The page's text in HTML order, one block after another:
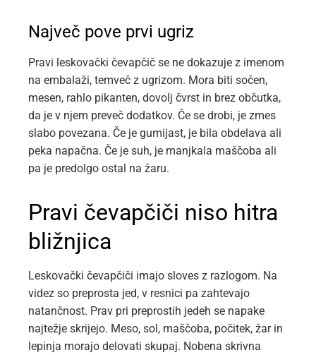
Največ pove prvi ugriz
Pravi leskovački čevapčič se ne dokazuje z imenom
na embalaži, temveč z ugrizom. Mora biti sočen,
mesen, rahlo pikanten, dovolj čvrst in brez občutka,
da je v njem preveč dodatkov. Če se drobi, je zmes
slabo povezana. Če je gumijast, je bila obdelava ali
peka napačna. Če je suh, je manjkala maščoba ali
pa je predolgo ostal na žaru.
Pravi čevapčiči niso hitra
bližnjica
Leskovački čevapčiči imajo sloves z razlogom. Na
videz so preprosta jed, v resnici pa zahtevajo
natančnost. Prav pri preprostih jedeh se napake
najtežje skrijejo. Meso, sol, maščoba, počitek, žar in
lepinja morajo delovati skupaj. Nobena skrivna